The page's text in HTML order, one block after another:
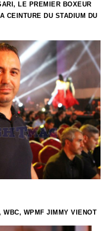
LE PREMIER BOXEUR
CEINTURE DU STADIUM DU
WBC, WPMF JIMMY VIENOT